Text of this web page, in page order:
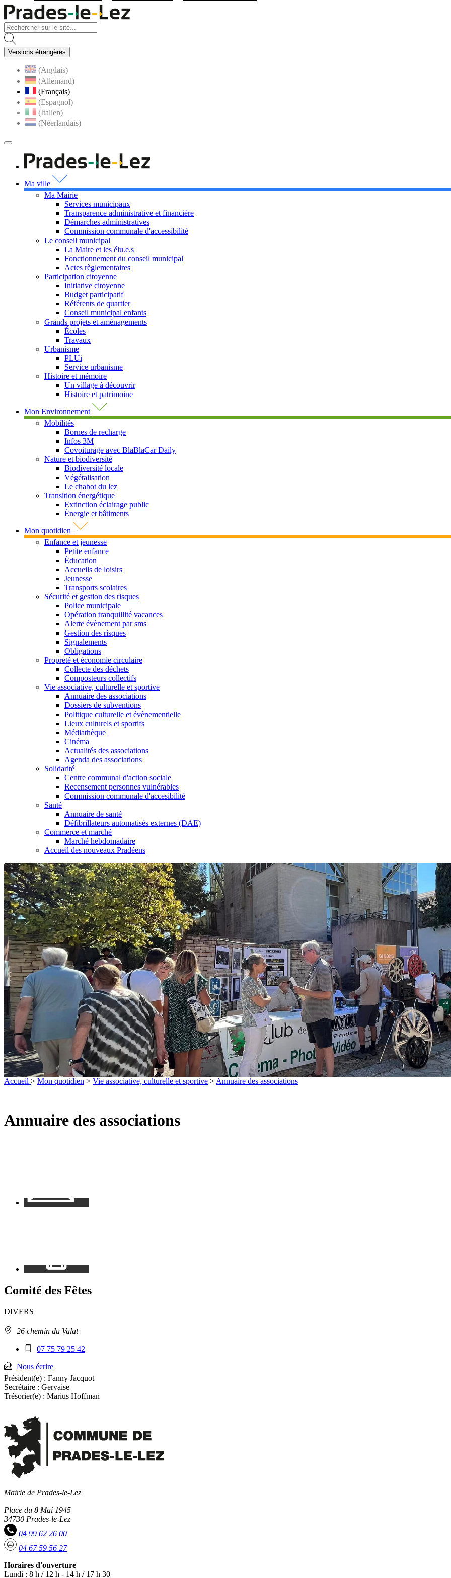
Versions étrangères
(Anglais)
(Allemand)
(Français)
(Espagnol)
(Italien)
(Néerlandais)
MENU
PRINCIPAL
Ma ville
Ma Mairie
Services municipaux
Transparence administrative et financière
Démarches administratives
Commission communale d'accessibilité
Le conseil municipal
La Maire et les élu.e.s
Fonctionnement du conseil municipal
Actes règlementaires
Participation citoyenne
Initiative citoyenne
Budget participatif
Référents de quartier
Conseil municipal enfants
Grands projets et aménagements
Écoles
Travaux
Urbanisme
PLUi
Service urbanisme
Histoire et mémoire
Un village à découvrir
Histoire et patrimoine
Mon Environnement
Mobilités
Bornes de recharge
Infos 3M
Covoiturage avec BlaBlaCar Daily
Nature et biodiversité
Biodiversité locale
Végétalisation
Le chabot du lez
Transition énergétique
Extinction éclairage public
Énergie et bâtiments
Mon quotidien
Enfance et jeunesse
Petite enfance
Éducation
Accueils de loisirs
Jeunesse
Transports scolaires
Sécurité et gestion des risques
Police municipale
Opération tranquillité vacances
Alerte évènement par sms
Gestion des risques
Signalements
Obligations
Propreté et économie circulaire
Collecte des déchets
Composteurs collectifs
Vie associative, culturelle et sportive
Annuaire des associations
Dossiers de subventions
Politique culturelle et évènementielle
Lieux culturels et sportifs
Médiathèque
Cinéma
Actualités des associations
Agenda des associations
Solidarité
Centre communal d'action sociale
Recensement personnes vulnérables
Commission communale d'accesibilité
Santé
Annuaire de santé
Défibrillateurs automatisés externes (DAE)
Commerce et marché
Marché hebdomadaire
Accueil des nouveaux Pradéens
Accueil > Mon quotidien > Vie associative, culturelle et sportive > Annuaire des associations
Annuaire des associations
Comité des Fêtes
DIVERS
Adresse26 chemin du Valat
Téléphone
:
07 75 79 25 42
Nous écrire
Président(e) : Fanny Jacquot
Secrétaire : Gervaise
Trésorier(e) : Marius Hoffman
Mairie de Prades-le-Lez
Place du 8 Mai 1945
34730 Prades-le-Lez
04 99 62 26 00
04 67 59 56 27
Horaires d'ouverture
Lundi : 8 h / 12 h - 14 h / 17 h 30